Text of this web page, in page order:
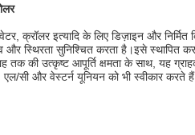
क्रॉलर इत्यादि के लिए डिज़ाइन और निर्मित
और स्थिरता सुनिश्चित करता है।इसे
तक की उत्कृष्ट आपूर्ति क्षमता के साथ, यह
सी और वेस्टर्न यूनियन को भी स्वीकार करते